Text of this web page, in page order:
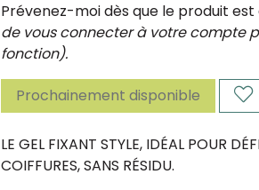
Prévenez-moi dès que le produit
de vous connecter à votre compte
fonction).
Prochainement disponible
LE GEL FIXANT STYLE, IDÉAL POUR
COIFFURES, SANS RÉSIDU.